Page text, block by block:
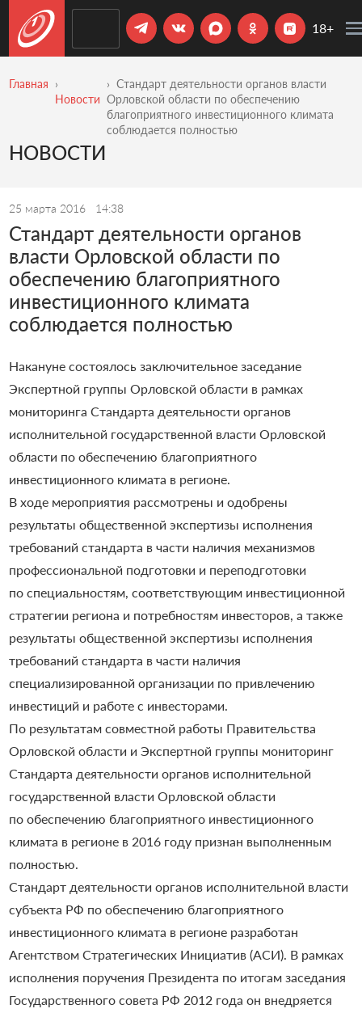
18+
Главная
Новости
Стандарт деятельности органов власти
Орловской области по обеспечению
благоприятного инвестиционного климата
соблюдается полностью
НОВОСТИ
25 марта 2016 14:38
Стандарт деятельности органов
власти Орловской области по
обеспечению благоприятного
инвестиционного климата
соблюдается полностью
Накануне состоялось заключительное заседание
Экспертной группы Орловской области в рамках
мониторинга Стандарта деятельности органов
исполнительной государственной власти Орловской
области по обеспечению благоприятного
инвестиционного климата в регионе.
В ходе мероприятия рассмотрены и одобрены
результаты общественной экспертизы исполнения
требований стандарта в части наличия механизмов
профессиональной подготовки и переподготовки
по специальностям, соответствующим инвестиционной
стратегии региона и потребностям инвесторов, а также
результаты общественной экспертизы исполнения
требований стандарта в части наличия
специализированной организации по привлечению
инвестиций и работе с инвесторами.
По результатам совместной работы Правительства
Орловской области и Экспертной группы мониторинг
Стандарта деятельности органов исполнительной
государственной власти Орловской области
по обеспечению благоприятного инвестиционного
климата в регионе в 2016 году признан выполненным
полностью.
Стандарт деятельности органов исполнительной власти
субъекта РФ по обеспечению благоприятного
инвестиционного климата в регионе разработан
Агентством Стратегических Инициатив (АСИ). В рамках
исполнения поручения Президента по итогам заседания
Государственного совета РФ 2012 года он внедряется